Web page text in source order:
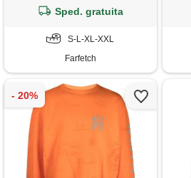
Sped. gratuita
S-L-XL-XXL
Farfetch